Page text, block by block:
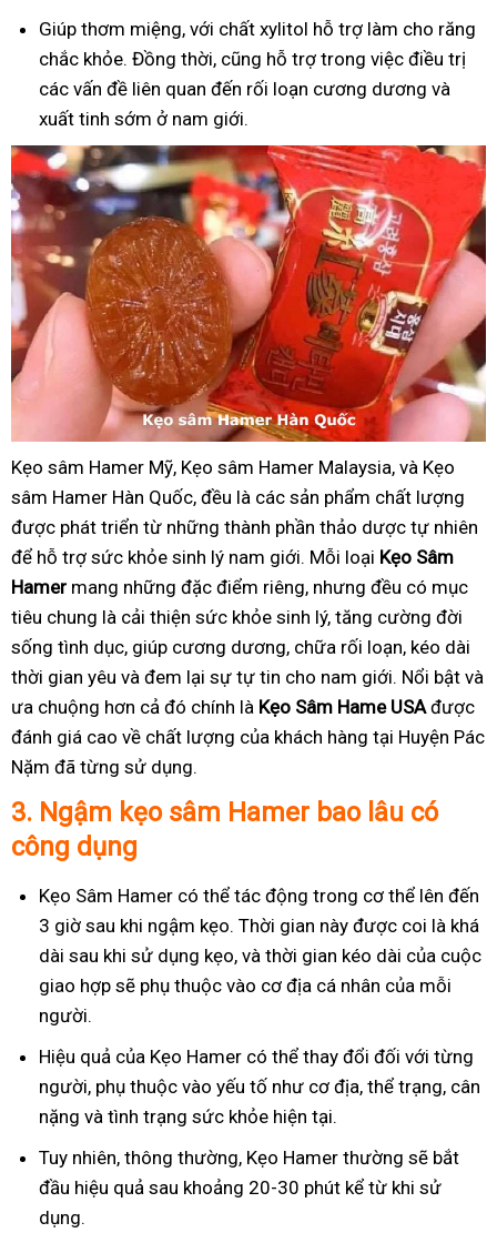
Giúp thơm miệng, với chất xylitol hỗ trợ làm cho răng
chắc khỏe. Đồng thời, cũng hỗ trợ trong việc điều trị
các vấn đề liên quan đến rối loạn cương dương và
xuất tinh sớm ở nam giới.
Kẹo sâm Hamer Mỹ, Kẹo sâm Hamer Malaysia, và Kẹo
sâm Hamer Hàn Quốc, đều là các sản phẩm chất lượng
được phát triển từ những thành phần thảo dược tự nhiên
để hỗ trợ sức khỏe sinh lý nam giới. Mỗi loại Kẹo Sâm
Hamer mang những đặc điểm riêng, nhưng đều có mục
tiêu chung là cải thiện sức khỏe sinh lý, tăng cường đời
sống tình dục, giúp cương dương, chữa rối loạn, kéo dài
thời gian yêu và đem lại sự tự tin cho nam giới. Nổi bật và
ưa chuộng hơn cả đó chính là Kẹo Sâm Hame USAđược
đánh giá cao về chất lượng của khách hàng tại Huyện Pác
Nặm đã từng sử dụng.
3. Ngậm kẹo sâm Hamer bao lâu có
công dụng
Kẹo Sâm Hamer có thể tác động trong cơ thể lên đến
3 giờ sau khi ngậm kẹo. Thời gian này được coi là khá
dài sau khi sử dụng kẹo, và thời gian kéo dài của cuộc
giao hợp sẽ phụ thuộc vào cơ địa cá nhân của mỗi
người.
Hiệu quả của Kẹo Hamer có thể thay đổi đối với từng
người, phụ thuộc vào yếu tố như cơ địa, thể trạng, cân
nặng và tình trạng sức khỏe hiện tại.
Tuy nhiên, thông thường, Kẹo Hamer thường sẽ bắt
đầu hiệu quả sau khoảng 20-30 phút kể từ khi sử
dụng.